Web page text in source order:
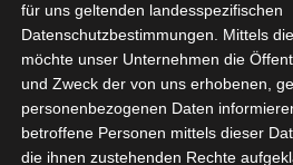
Sie befinden sich hier:Startseite
Gabès (ASG) – Club Africain
für uns geltenden landesspezifischen
Datenschutzbestimmungen. Mittels
möchte unser Unternehmen die
und Zweck der von uns erhobenen,
personenbezogenen Daten
betroffene Personen mittels dieser
die ihnen zustehenden Rechte